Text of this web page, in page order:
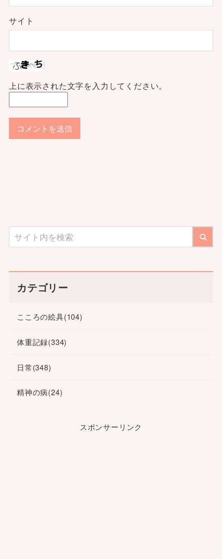
サイト
上に表示された文字を入力してください。
カテゴリー
こころの絵具(104)
体重記録(334)
日常(348)
精神の病(24)
スポンサーリンク